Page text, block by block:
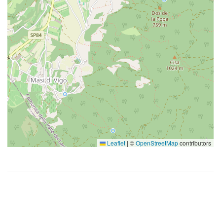
Leaflet | ©OpenStreetMapcontributors